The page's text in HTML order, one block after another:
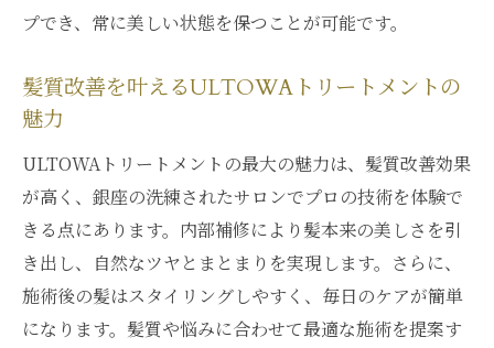
プでき、常に美しい状態を保つことが可能です。
髪質改善を叶えるULTOWAトリートメントの
魅力
ULTOWAトリートメントの最大の魅力は、髪質改善効果
が高く、銀座の洗練されたサロンでプロの技術を体験で
きる点にあります。内部補修により髪本来の美しさを引
き出し、自然なツヤとまとまりを実現します。さらに、
施術後の髪はスタイリングしやすく、毎日のケアが簡単
になります。髪質や悩みに合わせて最適な施術を提案す